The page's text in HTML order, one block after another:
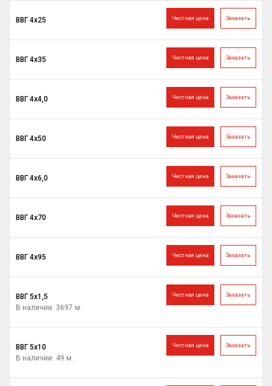
Заказать
Честная цена
ВВГ 4х25
Заказать
Честная цена
ВВГ 4х35
Заказать
Честная цена
ВВГ 4х4,0
Заказать
Честная цена
ВВГ 4х50
Заказать
Честная цена
ВВГ 4х6,0
Заказать
Честная цена
ВВГ 4х70
Заказать
Честная цена
ВВГ 4х95
Заказать
Честная цена
ВВГ 5х1,5
В наличии: 3697 м.
Заказать
Честная цена
ВВГ 5х10
В наличии: 49 м.